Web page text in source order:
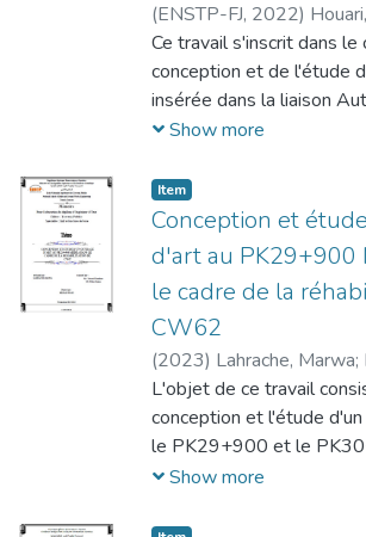
(ENSTP-FJ, 2022)
Benjeddou, Mounira;
Ce travail s'inscrit dans le
conception et de l'étude
insérée dans la liaison
le Port de Ténès à
recherche bibliographique
précontraint, ensuite,
consacrés au sujet
d'abord une
avons dressé, par la
générale, dont laquelle on
variantes, en se basant
multicritère, on a opté
poutres préfabriquées
post-tension VIPP. Le
comporte l'étude détaillée
par le calcul de
Show more
Item
Conception et
d'art au PK29+900
le cadre de la
CW62
(2023) Lahrache, Marwa;
Ramdane; Rebai, Amine
L'objet de ce travail
conception et l'étude
le PK29+900 et le
longueur de 105.4
Show more